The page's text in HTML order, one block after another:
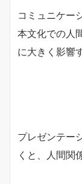
コミュニケー
本文化での人
に大きく影響
プレゼンテー
くと、人間関